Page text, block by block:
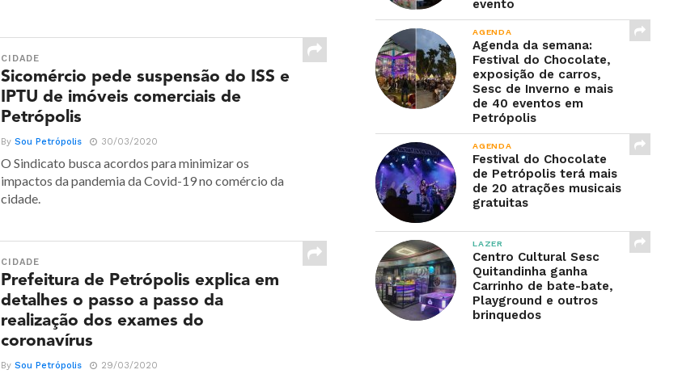
CIDADE
Sicomércio pede suspensão do ISS e
IPTU de imóveis comerciais de
Petrópolis
BySou Petrópolis 30/03/2020
O Sindicato busca acordos para minimizar os
impactos da pandemia da Covid-19 no comércio da
cidade.
CIDADE
Prefeitura de Petrópolis explica em
detalhes o passo a passo da
realização dos exames do
coronavírus
BySou Petrópolis 29/03/2020
evento
AGENDA
Agenda da semana:
Festival do Chocolate,
exposição de carros,
Sesc de Inverno e mais
de 40 eventos em
Petrópolis
AGENDA
Festival do Chocolate
de Petrópolis terá mais
de 20 atrações musicais
gratuitas
LAZER
Centro Cultural Sesc
Quitandinha ganha
Carrinho de bate-bate,
Playground e outros
brinquedos